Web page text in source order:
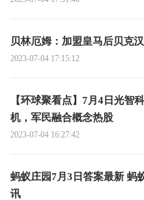
贝林厄姆：加盟皇马后贝克
2023-07-04 17:15:12
【环球聚看点】7月4日光智
机，军民融合概念热股
2023-07-04 16:27:42
蚂蚁庄园7月3日答案最新 蚂
讯